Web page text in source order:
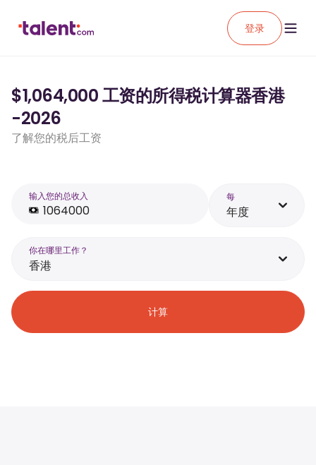
登录
$1,064,000 工资的所得税计算器香港
-2026
了解您的税后工资
输入您的总收入 每
年度
你在哪里工作？
香港
计算